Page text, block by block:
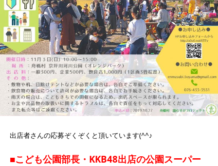
出店者さんの応募ぞくぞくと頂いています(^^♪
■こども公園部長・KKB48出店の公園スーパー